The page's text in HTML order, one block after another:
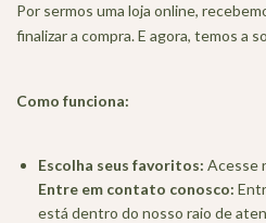
Por sermos uma loja online,
finalizar a compra. E agora, temos a
Como funciona:
Escolha seus favoritos: Acesse
Entre em contato conosco:
está dentro do nosso raio de